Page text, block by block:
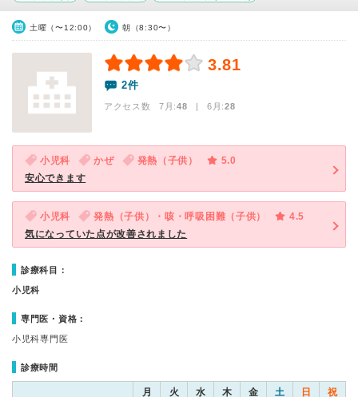
土曜（〜12:00） 朝（8:30〜）
3.81
2件
アクセス数 7月:48 | 6月:28
小児科 かぜ 発熱（子供）
5.0
安心できます
小児科 発熱（子供）・咳・呼吸困難（子供）
4.5
気になっていた点が改善されました
診療科目：
小児科
専門医・資格：
小児科専門医
診療時間
月 火 水 木 金 土 日 祝